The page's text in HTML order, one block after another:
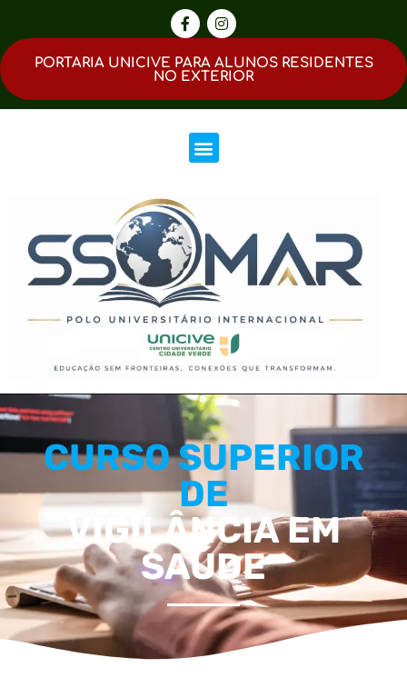
PORTARIA UNICIVE PARA ALUNOS RESIDENTES
NO EXTERIOR
CURSO SUPERIOR
DE
VIGILÂNCIA EM
SAÚDE